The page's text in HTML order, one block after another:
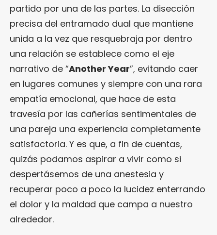
partido por una de las partes. La disección
precisa del entramado dual que mantiene
unida a la vez que resquebraja por dentro
una relación se establece como el eje
narrativo de “Another Year”, evitando caer
en lugares comunes y siempre con una rara
empatía emocional, que hace de esta
travesía por las cañerías sentimentales de
una pareja una experiencia completamente
satisfactoria. Y es que, a fin de cuentas,
quizás podamos aspirar a vivir como si
despertásemos de una anestesia y
recuperar poco a poco la lucidez enterrando
el dolor y la maldad que campa a nuestro
alrededor.